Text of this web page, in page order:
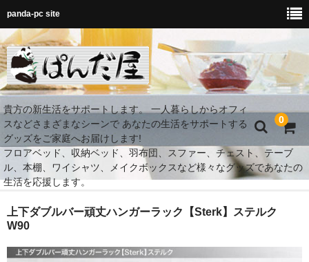
panda-pc site
0
貴方の新生活をサポートします。 一人暮らしからオフィ
スなどさまざまなシーンで あなたの生活をサポートする
グッズをご家庭へお届けします!
フロアベッド、収納ベッド、羽布団、スファー、チェスト、テーブ
ル、本棚、ワイシャツ、メイクボックスなど様々なグッズであなたの
生活を応援します。
MY Room 快適空間
上下ダブルバー頑丈ハンガーラック【Sterk】ステルク
W90